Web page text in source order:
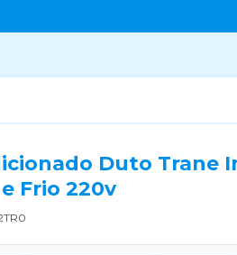
Duto Trane
Frio 220v